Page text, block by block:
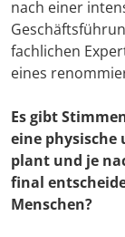
nach einer
fachlichen
eines
Es gibt
eine
plant und je
final
Menschen?